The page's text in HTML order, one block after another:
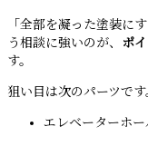
「全部を凝った塗装に
う相談に強いのが、
ポ
す。
狙い目は次のパーツです
エレベーターホ